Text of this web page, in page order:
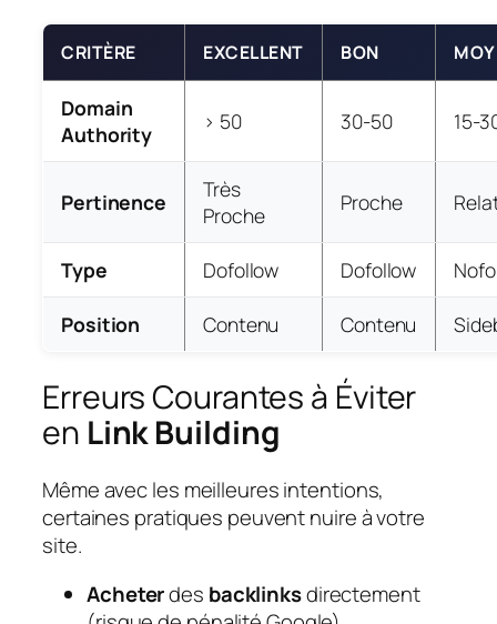
CRITÈRE EXCELLENT BON
Domain
Authority
> 50 30-50 15-
Pertinence
Très
Proche
Proche
Type Dofollow Dofollow
Position Contenu Contenu
Erreurs Courantes à Éviter
en Link Building
Même avec les meilleures intentions,
certaines pratiques peuvent nuire à votre
site.
Acheterdes backlinksdirectement